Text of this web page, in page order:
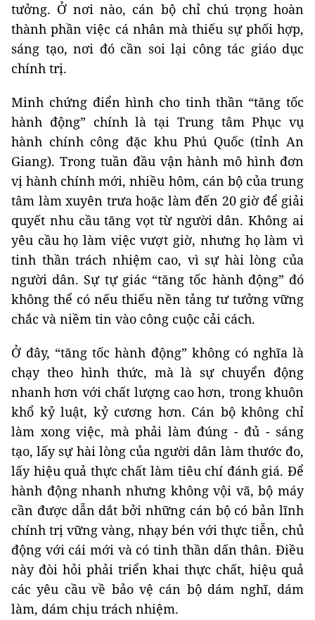
tưởng. Ở nơi nào, cán bộ chỉ chú trọng hoàn
thành phần việc cá nhân mà thiếu sự phối hợp,
sáng tạo, nơi đó cần soi lại công tác giáo dục
chính trị.
Minh chứng điển hình cho tinh thần “tăng tốc
hành động” chính là tại Trung tâm Phục vụ
hành chính công đặc khu Phú Quốc (tỉnh An
Giang). Trong tuần đầu vận hành mô hình đơn
vị hành chính mới, nhiều hôm, cán bộ của trung
tâm làm xuyên trưa hoặc làm đến 20 giờ để giải
quyết nhu cầu tăng vọt từ người dân. Không ai
yêu cầu họ làm việc vượt giờ, nhưng họ làm vì
tinh thần trách nhiệm cao, vì sự hài lòng của
người dân. Sự tự giác “tăng tốc hành động” đó
không thể có nếu thiếu nền tảng tư tưởng vững
chắc và niềm tin vào công cuộc cải cách.
Ở đây, “tăng tốc hành động” không có nghĩa là
chạy theo hình thức, mà là sự chuyển động
nhanh hơn với chất lượng cao hơn, trong khuôn
khổ kỷ luật, kỷ cương hơn. Cán bộ không chỉ
làm xong việc, mà phải làm đúng - đủ - sáng
tạo, lấy sự hài lòng của người dân làm thước đo,
lấy hiệu quả thực chất làm tiêu chí đánh giá. Để
hành động nhanh nhưng không vội vã, bộ máy
cần được dẫn dắt bởi những cán bộ có bản lĩnh
chính trị vững vàng, nhạy bén với thực tiễn, chủ
động với cái mới và có tinh thần dấn thân. Điều
này đòi hỏi phải triển khai thực chất, hiệu quả
các yêu cầu về bảo vệ cán bộ dám nghĩ, dám
làm, dám chịu trách nhiệm.